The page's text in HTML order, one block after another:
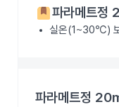
파라메트정
실온(1~30℃)
파라메트정